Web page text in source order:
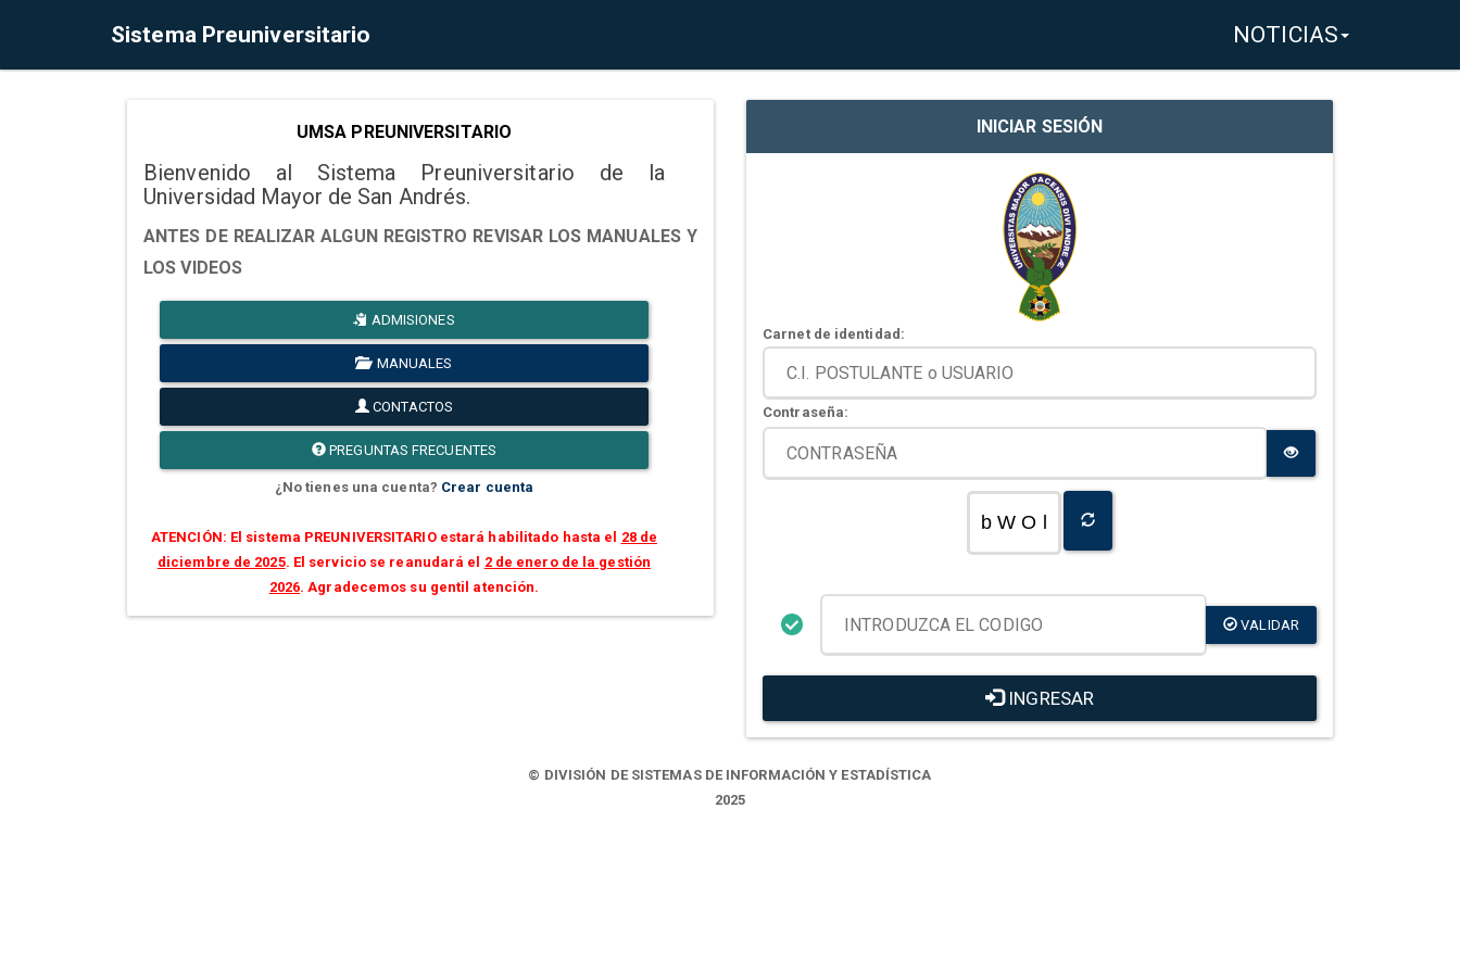
Sistema Preuniversitario NOTICIAS
UMSA PREUNIVERSITARIO
Bienvenido al Sistema Preuniversitario de la
Universidad Mayor de San Andrés.
ANTES DE REALIZAR ALGUN REGISTRO REVISAR LOS MANUALES Y
LOS VIDEOS
ADMISIONES
MANUALES
CONTACTOS
PREGUNTAS FRECUENTES
¿No tienes una cuenta? Crear cuenta
ATENCIÓN: El sistema PREUNIVERSITARIO estará habilitado hasta el 28 de
diciembre de 2025. El servicio se reanudará el 2 de enero de la gestión
2026. Agradecemos su gentil atención.
INICIAR SESIÓN
Carnet de identidad:
Contraseña:
b W O l
VALIDAR
INGRESAR
© DIVISIÓN DE SISTEMAS DE INFORMACIÓN Y ESTADÍSTICA
2025